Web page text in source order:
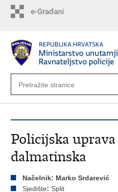
Policijska
dalmatinska
Načelnik: Marko Srdarević
Sjedište: Split